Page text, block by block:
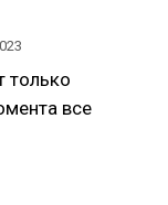
только
все